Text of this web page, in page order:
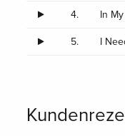
4. In
5. I